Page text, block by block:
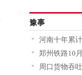
豫事
河南十年累
郑州铁路10
周口货物吞